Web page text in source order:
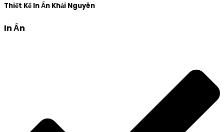
Thiết Kế In Ấn Khải Nguyên
In Ấn